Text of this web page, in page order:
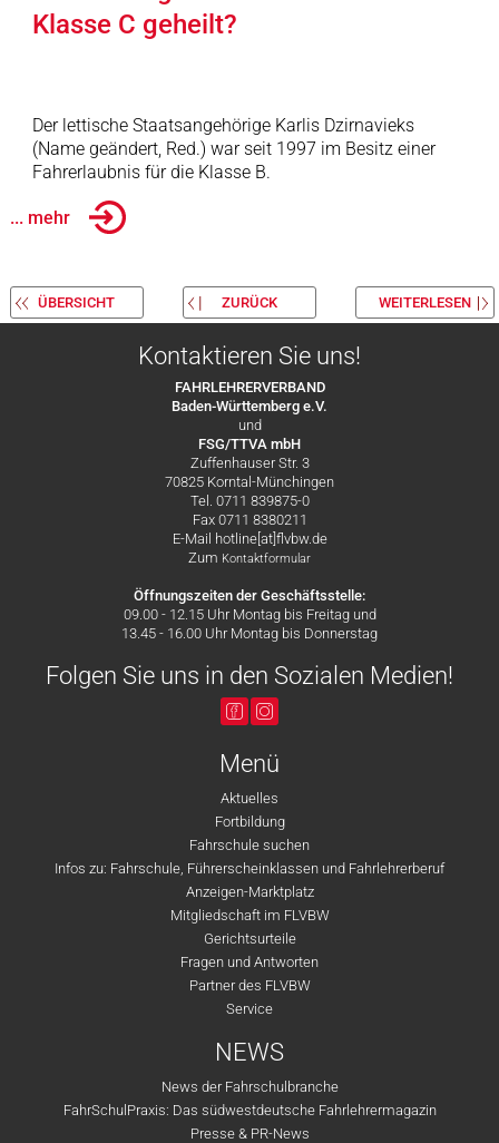
Klasse C geheilt?
Der lettische Staatsangehörige Karlis Dzirnavieks
(Name geändert, Red.) war seit 1997 im Besitz einer
Fahrerlaubnis für die Klasse B.
... mehr
ÜBERSICHT ZURÜCK WEITERLESEN
Kontaktieren Sie uns!
FAHRLEHRERVERBAND
Baden-Württemberg e.V.
und
FSG/TTVA mbH
Zuffenhauser Str. 3
70825 Korntal-Münchingen
Tel. 0711 839875-0
Fax 0711 8380211
E-Mail hotline[at]flvbw.de
Zum Kontaktformular
Öffnungszeiten der Geschäftsstelle:
09.00 - 12.15 Uhr Montag bis Freitag und
13.45 - 16.00 Uhr Montag bis Donnerstag
Folgen Sie uns in den Sozialen Medien!
Menü
Aktuelles
Fortbildung
Fahrschule suchen
Infos zu: Fahrschule, Führerscheinklassen und Fahrlehrerberuf
Anzeigen-Marktplatz
Mitgliedschaft im FLVBW
Gerichtsurteile
Fragen und Antworten
Partner des FLVBW
Service
NEWS
News der Fahrschulbranche
FahrSchulPraxis: Das südwestdeutsche Fahrlehrermagazin
Presse & PR-News